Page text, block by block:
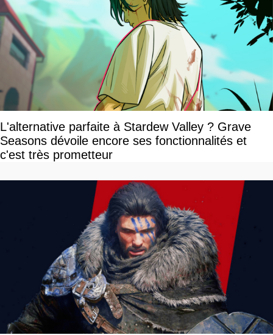
L'alternative parfaite à Stardew Valley ? Grave
Seasons dévoile encore ses fonctionnalités et
c'est très prometteur